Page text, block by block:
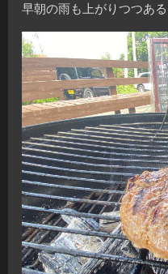
早朝の雨も上がりつつあ